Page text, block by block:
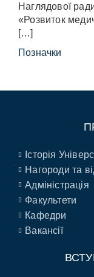
Наглядової
«Розвиток
[…]
Позначки
Історія
Нагороди та
Адміністрація
Факультети
Кафедри
Вакансії